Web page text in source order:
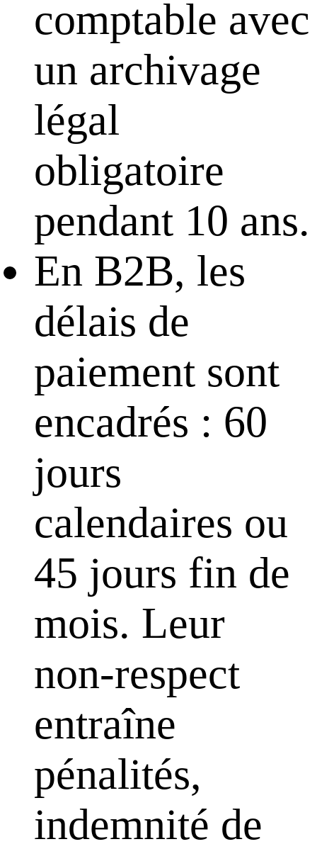
comptable avec
un archivage
légal
obligatoire
pendant 10 ans.
En B2B, les
délais de
paiement sont
encadrés : 60
jours
calendaires ou
45 jours fin de
mois. Leur
non-respect
entraîne
pénalités,
indemnité de